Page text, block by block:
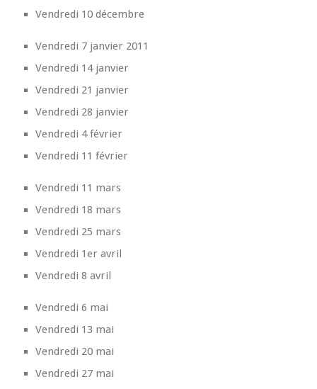
Vendredi 10 décembre
Vendredi 7 janvier 2011
Vendredi 14 janvier
Vendredi 21 janvier
Vendredi 28 janvier
Vendredi 4 février
Vendredi 11 février
Vendredi 11 mars
Vendredi 18 mars
Vendredi 25 mars
Vendredi 1er avril
Vendredi 8 avril
Vendredi 6 mai
Vendredi 13 mai
Vendredi 20 mai
Vendredi 27 mai